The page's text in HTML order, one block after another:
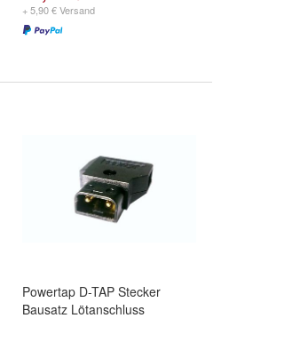
+ 5,90 € Versand
Powertap D-TAP Stecker
Bausatz Lötanschluss